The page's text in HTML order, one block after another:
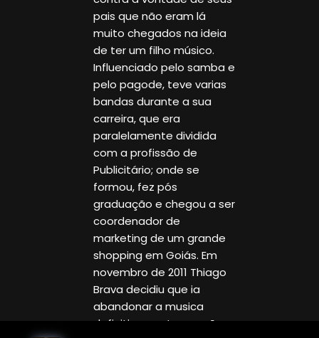
pais que não eram lá
muito chegados na ideia
de ter um filho músico.
Influenciado pelo samba e
pelo pagode, teve varias
bandas durante a sua
carreira, que era
paralelamente dividida
com a profissão de
Publicitário; onde se
formou, fez pós
graduação e chegou a ser
coordenador de
marketing de um grande
shopping em Goiás. Em
novembro de 2011 Thiago
Brava decidiu que ia
abandonar a musica
definitivamente por não